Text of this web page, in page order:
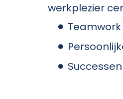
werkplezier